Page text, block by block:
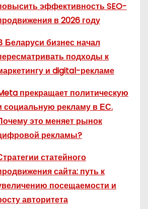
эффективность SEO-
в 2026 году
Беларуси бизнес начал
подходы к
и digital-рекламе
прекращает политическую
социальную рекламу в ЕС.
это меняет рынок
рекламы?
статейного
сайта: путь к
посещаемости и
авторитета